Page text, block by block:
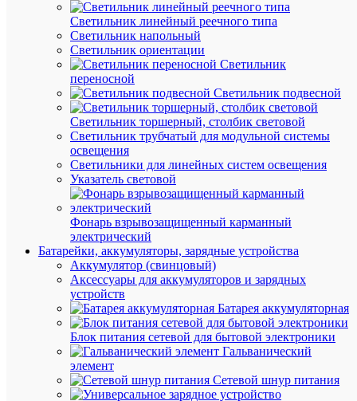
Светильник линейный реечного типа
Светильник напольный
Светильник ориентации
Светильник
переносной
Светильник подвесной
Светильник торшерный, столбик световой
Светильник трубчатый для модульной системы
освещения
Светильники для линейных систем освещения
Указатель световой
Фонарь взрывозащищенный карманный
электрический
Батарейки, аккумуляторы, зарядные устройства
Аккумулятор (свинцовый)
Аксессуары для аккумуляторов и зарядных
устройств
Батарея аккумуляторная
Блок питания сетевой для бытовой электроники
Гальванический
элемент
Сетевой шнур питания
корзину
Быстрый
C